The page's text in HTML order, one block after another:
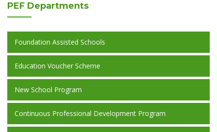
PEF Departments
Foundation Assisted Schools
Education Voucher Scheme
New School Program
Continuous Professional Development Program